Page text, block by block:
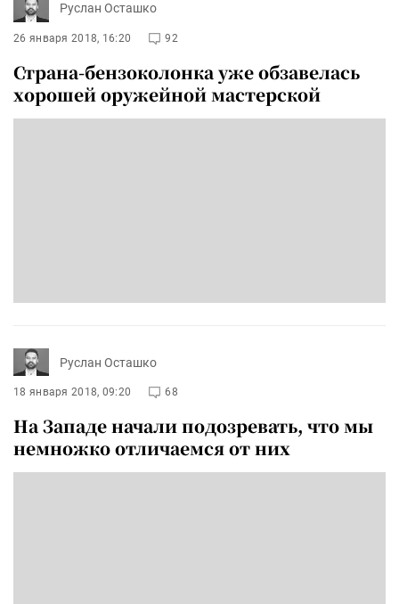
Руслан Осташко
26 января 2018, 16:20 92
Страна-бензоколонка уже обзавелась
хорошей оружейной мастерской
Руслан Осташко
18 января 2018, 09:20 68
На Западе начали подозревать, что мы
немножко отличаемся от них